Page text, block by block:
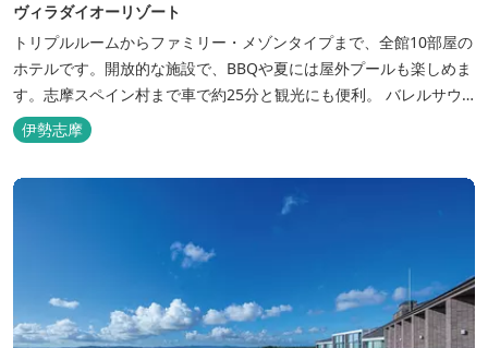
ヴィラダイオーリゾート
トリプルルームからファミリー・メゾンタイプまで、全館10部屋の
ホテルです。開放的な施設で、BBQや夏には屋外プールも楽しめま
す。志摩スペイン村まで車で約25分と観光にも便利。 バレルサウ
ナをはじめました。
伊勢志摩